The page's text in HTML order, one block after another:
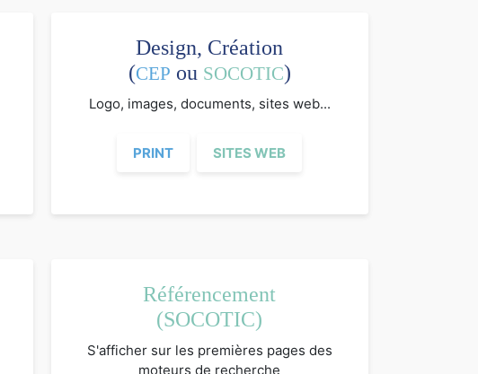
Design, Création
(CEP ou SOCOTIC)
Logo, images, documents, sites web...
PRINT SITES WEB
Référencement
(SOCOTIC)
S'afficher sur les premières pages des
moteurs de recherche